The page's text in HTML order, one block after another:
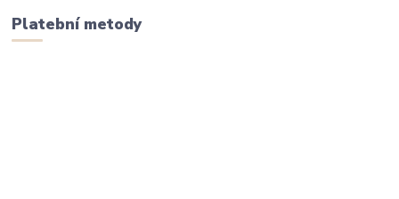
Platební metody